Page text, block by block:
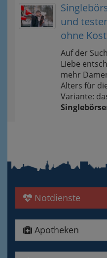
und
ohne
Auf der
Liebe
mehr
Alters für
Variante:
Notdienste
Apotheken